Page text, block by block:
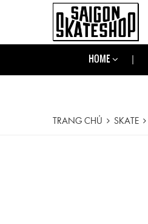
HOME
TRANG CHỦ SKATE